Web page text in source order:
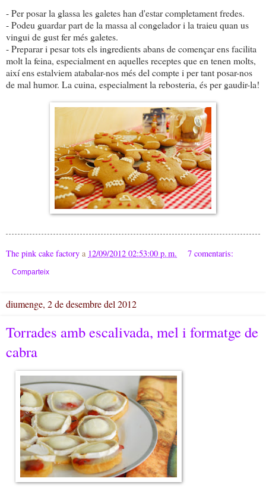
- Per posar la glassa les galetes han d'estar completament fredes.
- Podeu guardar part de la massa al congelador i la traieu quan us
vingui de gust fer més galetes.
- Preparar i pesar tots els ingredients abans de començar ens facilita
molt la feina, especialment en aquelles receptes que en tenen molts,
així ens estalviem atabalar-nos més del compte i per tant posar-nos
de mal humor. La cuina, especialment la rebosteria, és per gaudir-la!
The pink cake factory a 12/09/2012 02:53:00 p. m. 7 comentaris:
Comparteix
diumenge, 2 de desembre del 2012
Torrades amb escalivada, mel i formatge de
cabra